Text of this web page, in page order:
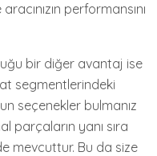
performansını
bir diğer avantaj ise
segmentlerindeki
seçenekler bulmanız
parçaların yanı sıra
mevcuttur. Bu da size